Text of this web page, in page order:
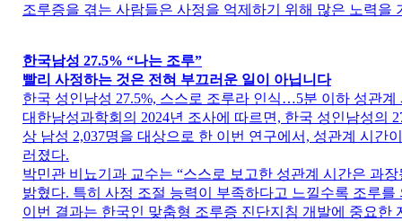
조루증을 겪는 사람들은 사정을 억제하기 위해 많은 노력을
한국남성 27.5% “나는 조루”
빨리 사정하는 것은 전혀 부끄러운 일이 아닙니다
한국 성인남성 27.5%, 스스로 조루라 인식…5분 이하 성관계
대한남성과학회의 2024년 조사에 따르면, 한국 성인남성의
상 남성 2,037명을 대상으로 한 이번 연구에서, 성관계 시간
러졌다.
박민관 비뇨기과 교수는 “스스로 보고한 성관계 시간은 과
밝혔다. 특히 사정 조절 능력이 부족하다고 느낄수록 조루를
이번 결과는 한국인 맞춤형 조루증 진단지침 개발에 중요